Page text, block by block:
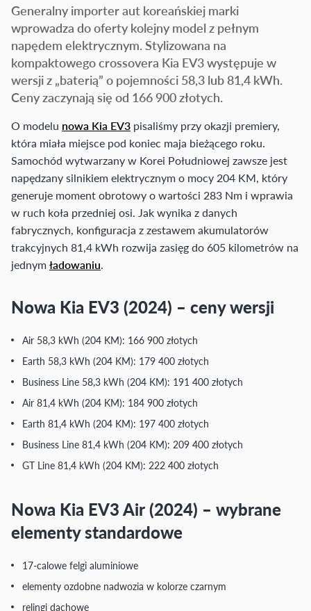
Generalny importer aut koreańskiej marki
wprowadza do oferty kolejny model z pełnym
napędem elektrycznym. Stylizowana na
kompaktowego crossovera Kia EV3 występuje w
wersji z „baterią” o pojemności 58,3 lub 81,4 kWh.
Ceny zaczynają się od 166 900 złotych.
O modelu nowa Kia EV3 pisaliśmy przy okazji premiery,
która miała miejsce pod koniec maja bieżącego roku.
Samochód wytwarzany w Korei Południowej zawsze jest
napędzany silnikiem elektrycznym o mocy 204 KM, który
generuje moment obrotowy o wartości 283 Nm i wprawia
w ruch koła przedniej osi. Jak wynika z danych
fabrycznych, konfiguracja z zestawem akumulatorów
trakcyjnych 81,4 kWh rozwija zasięg do 605 kilometrów na
jednymładowaniu.
Nowa Kia EV3 (2024) – ceny wersji
Air 58,3 kWh (204 KM): 166 900 złotych
Earth 58,3 kWh (204 KM): 179 400 złotych
Business Line 58,3 kWh (204 KM): 191 400 złotych
Air 81,4 kWh (204 KM): 184 900 złotych
Earth 81,4 kWh (204 KM): 197 400 złotych
Business Line 81,4 kWh (204 KM): 209 400 złotych
GT Line 81,4 kWh (204 KM): 222 400 złotych
Nowa Kia EV3 Air (2024) – wybrane
elementy standardowe
17-calowe felgi aluminiowe
elementy ozdobne nadwozia w kolorze czarnym
relingi dachowe